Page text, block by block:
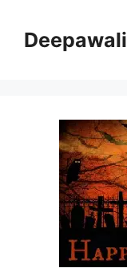
contentDeepawali